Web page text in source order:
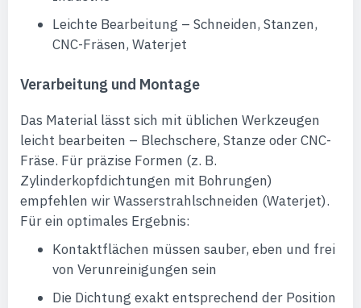
Leichte Bearbeitung – Schneiden, Stanzen,
CNC-Fräsen, Waterjet
Verarbeitung und Montage
Das Material lässt sich mit üblichen Werkzeugen
leicht bearbeiten – Blechschere, Stanze oder CNC-
Fräse. Für präzise Formen (z. B.
Zylinderkopfdichtungen mit Bohrungen)
empfehlen wir Wasserstrahlschneiden (Waterjet).
Für ein optimales Ergebnis:
Kontaktflächen müssen sauber, eben und frei
von Verunreinigungen sein
Die Dichtung exakt entsprechend der Position